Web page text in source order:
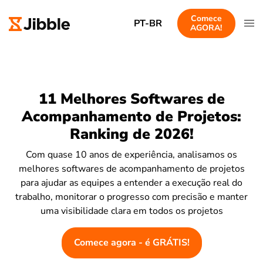
PT-BR
Comece
AGORA!
11 Melhores Softwares de
Acompanhamento de Projetos:
Ranking de 2026!
Com quase 10 anos de experiência, analisamos os
melhores softwares de acompanhamento de projetos
para ajudar as equipes a entender a execução real do
trabalho, monitorar o progresso com precisão e manter
uma visibilidade clara em todos os projetos
Comece agora - é GRÁTIS!